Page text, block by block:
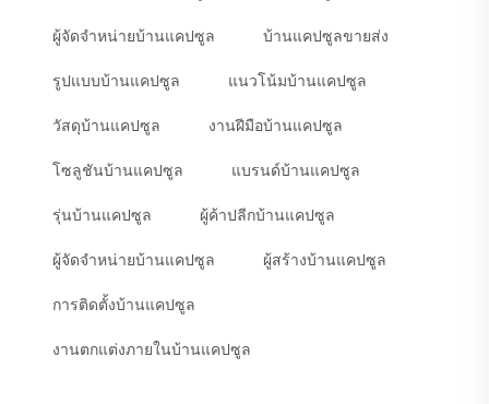
ผู้จัดจำหน่ายบ้านแคปซูล บ้านแคปซูลขายส่ง
รูปแบบบ้านแคปซูล แนวโน้มบ้านแคปซูล
วัสดุบ้านแคปซูล งานฝีมือบ้านแคปซูล
โซลูชันบ้านแคปซูล แบรนด์บ้านแคปซูล
รุ่นบ้านแคปซูล ผู้ค้าปลีกบ้านแคปซูล
ผู้จัดจำหน่ายบ้านแคปซูล ผู้สร้างบ้านแคปซูล
การติดตั้งบ้านแคปซูล
งานตกแต่งภายในบ้านแคปซูล